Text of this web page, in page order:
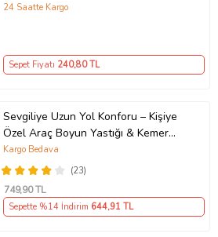
24 Saatte Kargo
Sepet Fiyatı 240,80 TL
Sevgiliye Uzun Yol Konforu – Kişiye
Özel Araç Boyun Yastığı & Kemer
Pedi Hediye Seti
(23)
Kargo Bedava
749,90 TL
Sepette %14 İndirim 644,91 TL